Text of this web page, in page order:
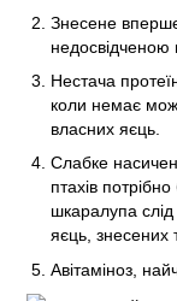
Знесене
недосвідченою
Нестача
коли немає
власних яєць.
Слабке
птахів
шкаралупа
яєць, знесених
Авітаміноз,